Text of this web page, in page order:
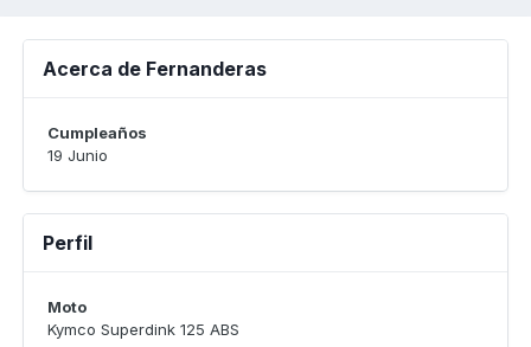
Acerca de Fernanderas
Cumpleaños
19 Junio
Perfil
Moto
Kymco Superdink 125 ABS